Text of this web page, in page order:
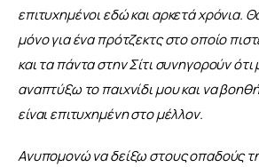
επιτυχημένοι εδώ και αρκετά χρόνια.
μόνο για ένα πρότζεκτς στο οποίο
και τα πάντα στην Σίτι συνηγορούν
αναπτύξω το παιχνίδι μου και να
είναι επιτυχημένη στο μέλλον.
Ανυπομονώ να δείξω στους οπαδούς